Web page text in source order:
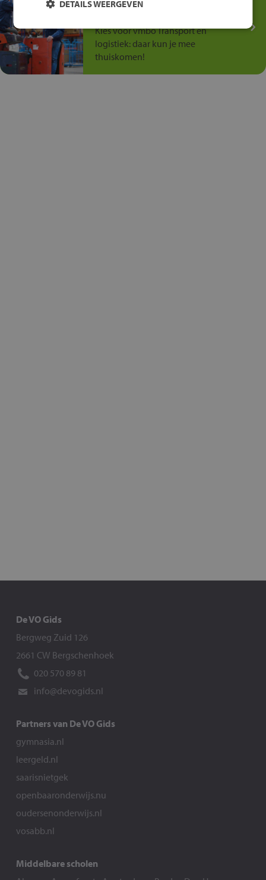
Transport en Logistiek
Kies voor vmbo Transport en
logistiek: daar kun je mee
thuiskomen!
De VO Gids
Bergweg Zuid 126
2661 CW Bergschenhoek
020 570 89 81
info@devogids.nl
Partners van De VO Gids
gymnasia.nl
leergeld.nl
saarisnietgek
openbaaronderwijs.nu
oudersenonderwijs.nl
vosabb.nl
Middelbare scholen
DETAILS WEERGEVEN